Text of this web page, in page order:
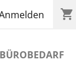
shopping_cart
BÜROBEDARF